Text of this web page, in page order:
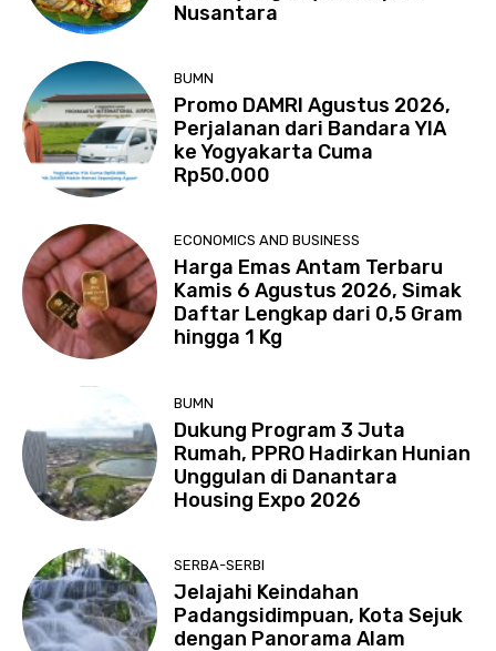
Nusantara
BUMN
Promo DAMRI Agustus 2026,
Perjalanan dari Bandara YIA
ke Yogyakarta Cuma
Rp50.000
ECONOMICS AND BUSINESS
Harga Emas Antam Terbaru
Kamis 6 Agustus 2026, Simak
Daftar Lengkap dari 0,5 Gram
hingga 1 Kg
BUMN
Dukung Program 3 Juta
Rumah, PPRO Hadirkan Hunian
Unggulan di Danantara
Housing Expo 2026
SERBA-SERBI
Jelajahi Keindahan
Padangsidimpuan, Kota Sejuk
dengan Panorama Alam